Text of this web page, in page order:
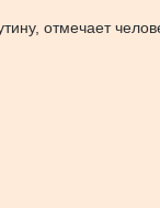
отмечает